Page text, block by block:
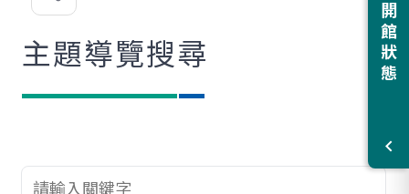
開館狀態
歡
主題導覽搜尋
查詢關鍵字